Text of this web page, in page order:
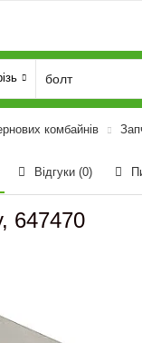
комбайнів
Відгуки (0)
647470